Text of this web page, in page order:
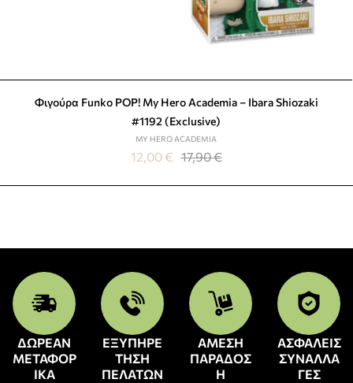
Φιγούρα Funko POP! My Hero Academia – Ibara Shiozaki
#1192 (Exclusive)
MY HERO ACADEMIA
17,90€
12,00€
ΔΩΡΕΑΝ
ΜΕΤΑΦΟΡ
ΙΚΑ
ΕΞΥΠΗΡΕ
ΤΗΣΗ
ΠΕΛΑΤΩΝ
ΑΜΕΣΗ
ΠΑΡΑΔΟΣ
Η
ΑΣΦΑΛΕΙΣ
ΣΥΝΑΛΛΑ
ΓΕΣ